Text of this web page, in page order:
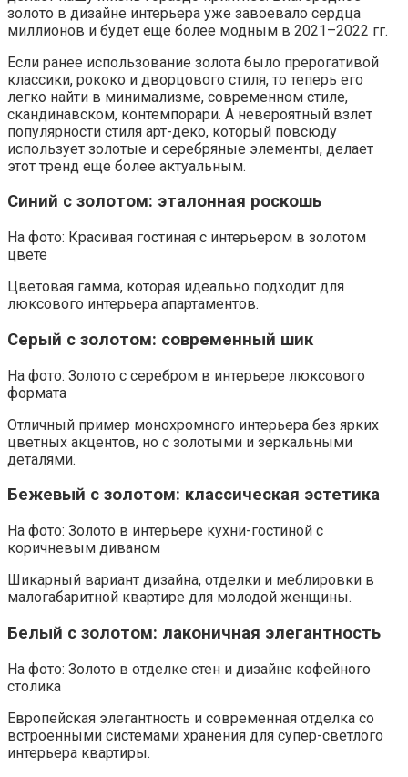
золото в дизайне интерьера уже завоевало сердца
миллионов и будет еще более модным в 2021–2022 гг.
Если ранее использование золота было прерогативой
классики, рококо и дворцового стиля, то теперь его
легко найти в минимализме, современном стиле,
скандинавском, контемпорари. А невероятный взлет
популярности стиля арт-деко, который повсюду
использует золотые и серебряные элементы, делает
этот тренд еще более актуальным.
Синий с золотом: эталонная роскошь
На фото: Красивая гостиная с интерьером в золотом
цвете
Цветовая гамма, которая идеально подходит для
люксового интерьера апартаментов.
Серый с золотом: современный шик
На фото: Золото с серебром в интерьере люксового
формата
Отличный пример монохромного интерьера без ярких
цветных акцентов, но с золотыми и зеркальными
деталями.
Бежевый с золотом: классическая эстетика
На фото: Золото в интерьере кухни-гостиной с
коричневым диваном
Шикарный вариант дизайна, отделки и меблировки в
малогабаритной квартире для молодой женщины.
Белый с золотом: лаконичная элегантность
На фото: Золото в отделке стен и дизайне кофейного
столика
Европейская элегантность и современная отделка со
встроенными системами хранения для супер-светлого
интерьера квартиры.